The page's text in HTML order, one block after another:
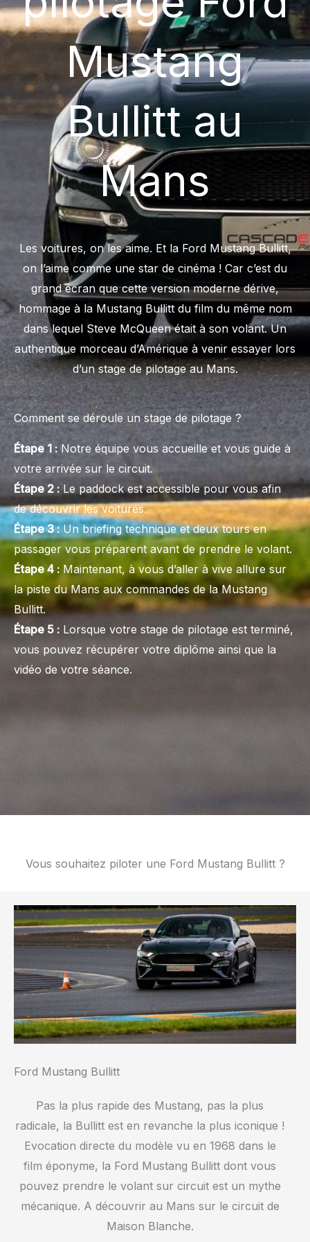
Mustang
Bullitt au
Mans
Les voitures, on les aime. Et la Ford Mustang Bullitt,
on l’aime comme une star de cinéma ! Car c’est du
grand écran que cette version moderne dérive,
hommage à la Mustang Bullitt du film du même nom
dans lequel Steve McQueen était à son volant. Un
authentique morceau d’Amérique à venir essayer lors
d’un stage de pilotage au Mans.
Comment se déroule un stage de pilotage ?
Étape 1 :Notre équipe vous accueille et vous guide à
votre arrivée sur le circuit.
Étape 2 :Le paddock est accessible pour vous afin
de découvrir les voitures.
Étape 3 : Un briefing technique et deux tours en
passager vous préparent avant de prendre le volant.
Étape 4 : Maintenant, à vous d’aller à vive allure sur
la piste du Mans aux commandes de la Mustang
Bullitt.
Étape 5 : Lorsque votre stage de pilotage est terminé,
vous pouvez récupérer votre diplôme ainsi que la
vidéo de votre séance.
Vous souhaitez piloter une Ford Mustang Bullitt ?
Ford Mustang Bullitt
Pas la plus rapide des Mustang, pas la plus
radicale, la Bullitt est en revanche la plus iconique !
Evocation directe du modèle vu en 1968 dans le
film éponyme, la Ford Mustang Bullitt dont vous
pouvez prendre le volant sur circuit est un mythe
mécanique. A découvrir au Mans sur le circuit de
Maison Blanche.